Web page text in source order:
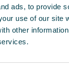
ads, to provide
use of our site
other